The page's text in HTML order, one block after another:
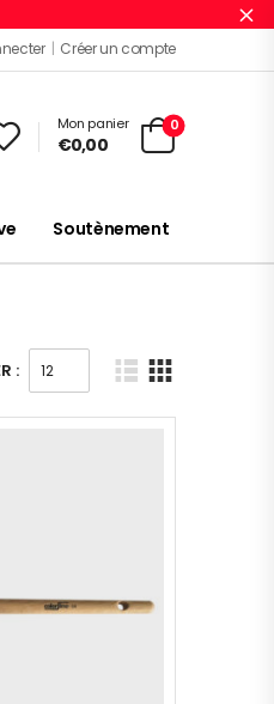
| Créer un compte
Mon panier
€0,00
0
Soutènement
: